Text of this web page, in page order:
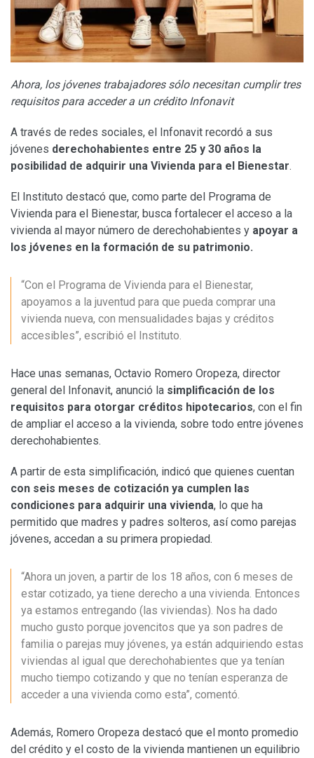
Ahora, los jóvenes trabajadores sólo necesitan cumplir tres
requisitos para acceder a un crédito Infonavit
A través de redes sociales, el Infonavit recordó a sus
jóvenes derechohabientes entre 25 y 30 años la
posibilidad de adquirir una Vivienda para el Bienestar.
El Instituto destacó que, como parte del Programa de
Vivienda para el Bienestar, busca fortalecer el acceso a la
vivienda al mayor número de derechohabientes y apoyar a
los jóvenes en la formación de su patrimonio.
“Con el Programa de Vivienda para el Bienestar,
apoyamos a la juventud para que pueda comprar una
vivienda nueva, con mensualidades bajas y créditos
accesibles”, escribió el Instituto. ​
Hace unas semanas, Octavio Romero Oropeza, director
general del Infonavit, anunció la simplificación de los
requisitos para otorgar créditos hipotecarios, con el fin
de ampliar el acceso a la vivienda, sobre todo entre jóvenes
derechohabientes.
A partir de esta simplificación, indicó que quienes cuentan
con seis meses de cotización ya cumplen las
condiciones para adquirir una vivienda, lo que ha
permitido que madres y padres solteros, así como parejas
jóvenes, accedan a su primera propiedad.
“Ahora un joven, a partir de los 18 años, con 6 meses de
estar cotizado, ya tiene derecho a una vivienda. Entonces
ya estamos entregando (las viviendas). Nos ha dado
mucho gusto porque jovencitos que ya son padres de
familia o parejas muy jóvenes, ya están adquiriendo estas
viviendas al igual que derechohabientes que ya tenían
mucho tiempo cotizando y que no tenían esperanza de
acceder a una vivienda como esta”, comentó.
Además, Romero Oropeza destacó que el monto promedio
del crédito y el costo de la vivienda mantienen un equilibrio